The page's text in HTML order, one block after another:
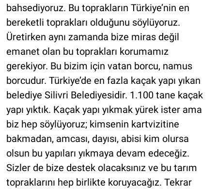
bahsediyoruz. Bu toprakların Türkiye’nin en
bereketli toprakları olduğunu söylüyoruz.
Üretirken aynı zamanda bize miras değil
emanet olan bu toprakları korumamız
gerekiyor. Bu bizim için vatan borcu, namus
borcudur. Türkiye’de en fazla kaçak yapı yıkan
belediye Silivri Belediyesidir. 1.100 tane kaçak
yapı yıktık. Kaçak yapı yıkmak yürek ister ama
biz hep söylüyoruz; kimsenin kartvizitine
bakmadan, amcası, dayısı, abisi kim olursa
olsun bu yapıları yıkmaya devam edeceğiz.
Sizler de bize destek olacaksınız ve bu tarım
topraklarını hep birlikte koruyacağız. Tekrar